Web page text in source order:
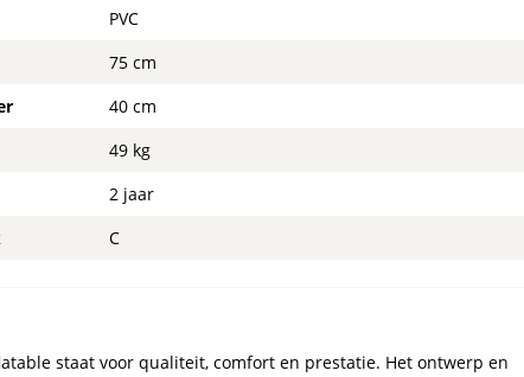
PVC
75 cm
40 cm
49 kg
2 jaar
C
staat voor qualiteit, comfort en prestatie. Het ontwerp en